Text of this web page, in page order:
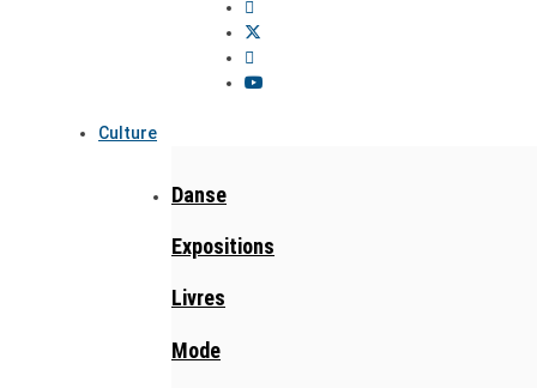
Culture
Danse
Expositions
Livres
Mode